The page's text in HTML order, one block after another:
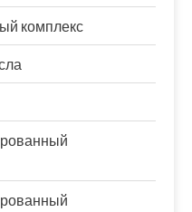
комплекс